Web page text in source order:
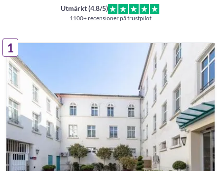
Utmärkt (4.8/5)
1100+ recensioner på trustpilot
1